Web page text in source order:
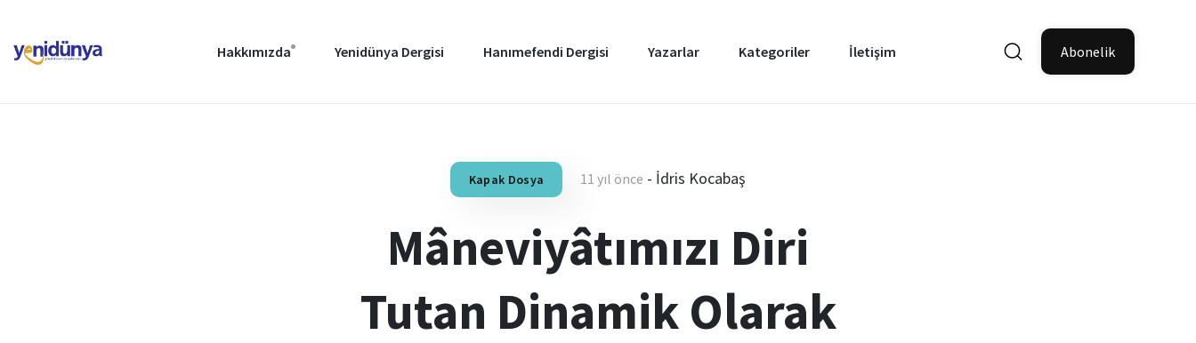
Hakkımızda Yenidünya Dergisi Hanımefendi Dergisi Yazarlar Kategoriler İletişim Abonelik
Kapak Dosya 11 yıl önce - İdris Kocabaş
Mâneviyâtımızı Diri
Tutan Dinamik Olarak